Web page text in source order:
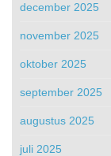
december 2025
november 2025
oktober 2025
september 2025
augustus 2025
juli 2025